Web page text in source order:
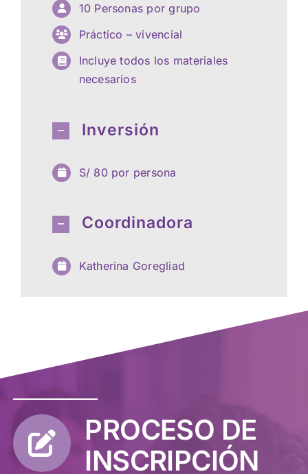
10 Personas por grupo
Práctico – vivencial
Incluye todos los materiales
necesarios
Inversión
S/ 80 por persona
Coordinadora
Katherina Goregliad
PROCESO DE
INSCRIPCIÓN